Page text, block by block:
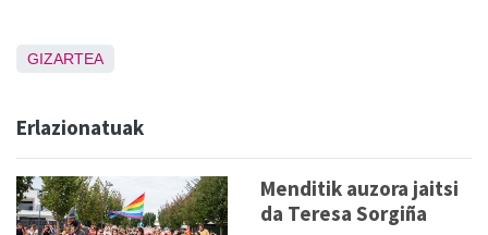
GIZARTEA
Erlazionatuak
Menditik auzora jaitsi
da Teresa Sorgiña